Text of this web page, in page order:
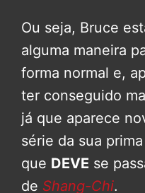
Ou seja, Bruce
alguma maneira
forma normal e,
ter conseguido
já que aparece
série da sua
que DEVE se
de Shang-Chi.